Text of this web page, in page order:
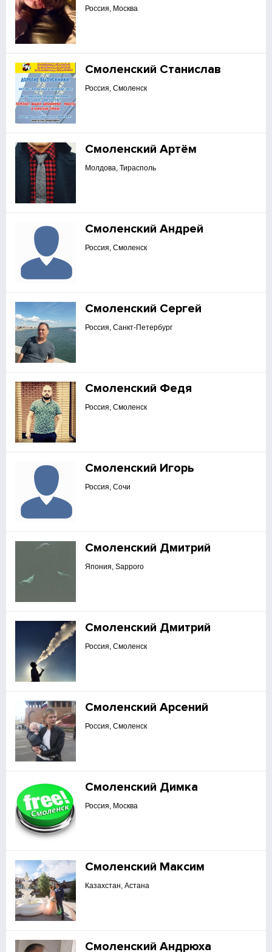
Россия, Москва
Смоленский Станислав
Россия, Смоленск
Смоленский Артём
Молдова, Тирасполь
Смоленский Андрей
Россия, Смоленск
Смоленский Сергей
Россия, Санкт-Петербург
Смоленский Федя
Россия, Смоленск
Смоленский Игорь
Россия, Сочи
Смоленский Дмитрий
Япония, Sapporo
Смоленский Дмитрий
Россия, Смоленск
Смоленский Арсений
Россия, Смоленск
Смоленский Димка
Россия, Москва
Смоленский Максим
Казахстан, Астана
Смоленский Андрюха